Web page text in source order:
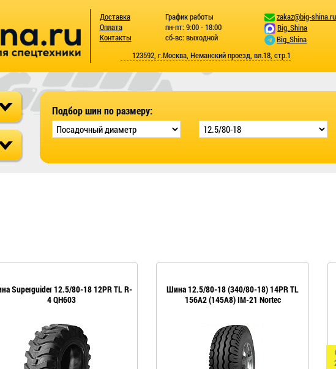
Доставка
Оплата
Контакты
График работы
пн-пт: 9:00 - 18:00
сб-вс: выходной
zakaz@big-shina.ru
Big_Shina
Big_Shina
123592, г.Москва, Неманский проезд, вл.18, стр.1
Подбор шин по размеру:
Superguider 12.5/80-18 12PR TL R-
4 QH603
Шина 12.5/80-18 (340/80-18) 14PR TL
156A2 (145A8) IM-21 Nortec